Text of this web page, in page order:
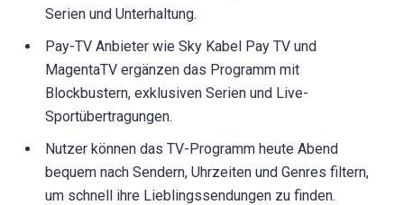
Serien und Unterhaltung.
Pay-TV Anbieter wie Sky Kabel Pay TV und
MagentaTV ergänzen das Programm mit
Blockbustern, exklusiven Serien und Live-
Sportübertragungen.
Nutzer können das TV-Programm heute Abend
bequem nach Sendern, Uhrzeiten und Genres filtern,
um schnell ihre Lieblingssendungen zu finden.